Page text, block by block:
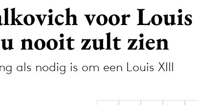
voor Louis
nooit zult zien
als nodig is om een Louis XIII